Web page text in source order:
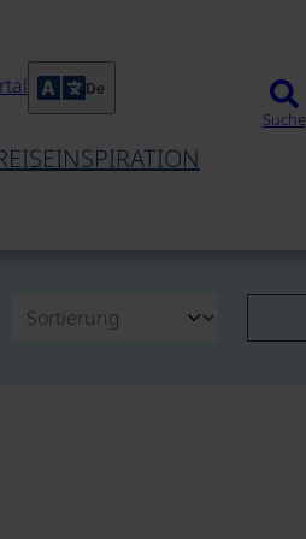
De
Suche